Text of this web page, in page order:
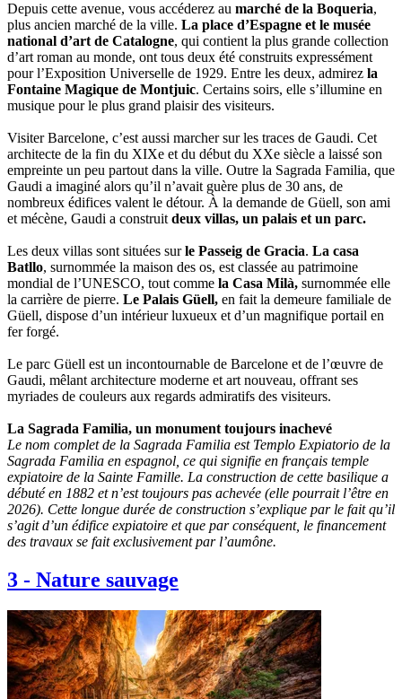
Depuis cette avenue, vous accéderez au marché de la Boqueria,
plus ancien marché de la ville. La place d’Espagne et le musée
national d’art de Catalogne, qui contient la plus grande collection
d’art roman au monde, ont tous deux été construits expressément
pour l’Exposition Universelle de 1929. Entre les deux, admirez la
Fontaine Magique de Montjuic. Certains soirs, elle s’illumine en
musique pour le plus grand plaisir des visiteurs.
Visiter Barcelone, c’est aussi marcher sur les traces de Gaudi. Cet
architecte de la fin du XIXe et du début du XXe siècle a laissé son
empreinte un peu partout dans la ville. Outre la Sagrada Familia, que
Gaudi a imaginé alors qu’il n’avait guère plus de 30 ans, de
nombreux édifices valent le détour. À la demande de Güell, son ami
et mécène, Gaudi a construit deux villas, un palais et un parc.
Les deux villas sont situées surle Passeig de Gracia. La casa
Batllo, surnommée la maison des os, est classée au patrimoine
mondial de l’UNESCO, tout comme la Casa Milà, surnommée elle
la carrière de pierre. Le Palais Güell, en fait la demeure familiale de
Güell, dispose d’un intérieur luxueux et d’un magnifique portail en
fer forgé.
Le parc Güell est un incontournable de Barcelone et de l’œuvre de
Gaudi, mêlant architecture moderne et art nouveau, offrant ses
myriades de couleurs aux regards admiratifs des visiteurs.
La Sagrada Familia, un monument toujours inachevé
Le nom complet de la Sagrada Familia est Templo Expiatorio de la
Sagrada Familia en espagnol, ce qui signifie en français temple
expiatoire de la Sainte Famille. La construction de cette basilique a
débuté en 1882 et n’est toujours pas achevée (elle pourrait l’être en
2026). Cette longue durée de construction s’explique par le fait qu’il
s’agit d’un édifice expiatoire et que par conséquent, le financement
des travaux se fait exclusivement par l’aumône.
3 - Nature sauvage